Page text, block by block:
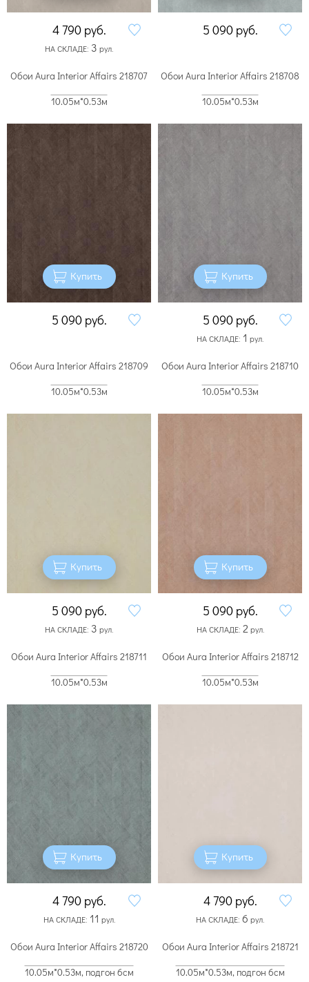
4 790 руб.
НА СКЛАДЕ: 3 рул.
5 090 руб.
Обои Aura Interior Affairs 218707
10.05м*0.53м
Купить
5 090 руб.
Обои Aura Interior Affairs 218708
10.05м*0.53м
Купить
5 090 руб.
НА СКЛАДЕ: 1 рул.
Обои Aura Interior Affairs 218709
10.05м*0.53м
Купить
5 090 руб.
НА СКЛАДЕ: 3 рул.
Обои Aura Interior Affairs 218710
10.05м*0.53м
Купить
5 090 руб.
НА СКЛАДЕ: 2 рул.
Обои Aura Interior Affairs 218711
10.05м*0.53м
Купить
4 790 руб.
НА СКЛАДЕ: 11 рул.
Обои Aura Interior Affairs 218712
10.05м*0.53м
Купить
4 790 руб.
НА СКЛАДЕ: 6 рул.
Обои Aura Interior Affairs 218720
10.05м*0.53м, подгон 6см
Обои Aura Interior Affairs 218721
10.05м*0.53м, подгон 6см